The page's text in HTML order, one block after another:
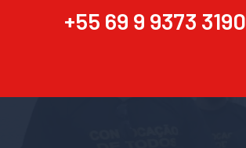
+55 69 9 9373 3190